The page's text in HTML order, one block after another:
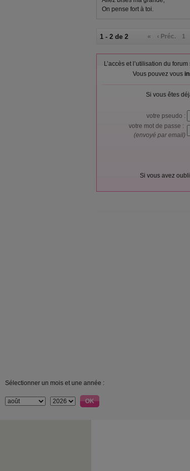
On pense fort à toi.
1 - 2 de 2 « ‹ Préc. 1
L’accès et l’utilisation du
Vous pouvez vous
Si vous êtes
votre pseudo :
votre mot de passe :
(envoyé par email)
Si vous avez
Sélectionner un mois et une année :